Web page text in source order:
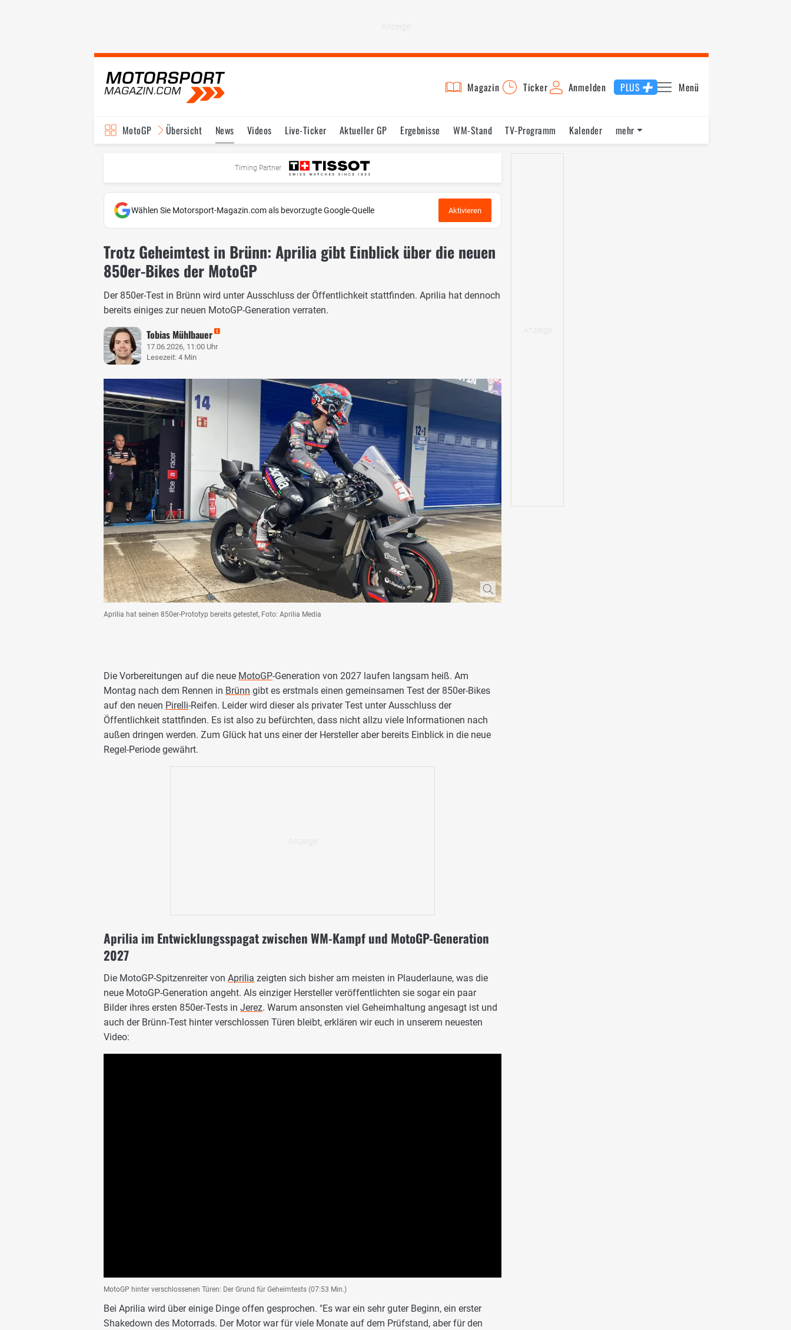
Magazin Ticker Anmelden PLUS Menü
MotoGP Übersicht News Videos Live-Ticker Aktueller GP Ergebnisse WM-Stand TV-Programm
Kalender
Testfahrten Reglement
mehr
Timing Partner
Wählen Sie Motorsport-Magazin.com als bevorzugte Google-Quelle Aktivieren
Trotz Geheimtest in Brünn: Aprilia gibt Einblick über die neuen
850er-Bikes der MotoGP
Der 850er-Test in Brünn wird unter Ausschluss der Öffentlichkeit stattfinden. Aprilia hat dennoch
bereits einiges zur neuen MotoGP-Generation verraten.
Tobias Mühlbauer
17.06.2026, 11:00 Uhr
Lesezeit: 4 Min
Aprilia hat seinen 850er-Prototyp bereits getestet, Foto: Aprilia Media
Die Vorbereitungen auf die neue MotoGP-Generation von 2027 laufen langsam heiß. Am
Montag nach dem Rennen in Brünn gibt es erstmals einen gemeinsamen Test der 850er-Bikes
auf den neuen Pirelli-Reifen. Leider wird dieser als privater Test unter Ausschluss der
Öffentlichkeit stattfinden. Es ist also zu befürchten, dass nicht allzu viele Informationen nach
außen dringen werden. Zum Glück hat uns einer der Hersteller aber bereits Einblick in die neue
Regel-Periode gewährt.
Aprilia im Entwicklungsspagat zwischen WM-Kampf und MotoGP-Generation
2027
Die MotoGP-Spitzenreiter von Aprilia zeigten sich bisher am meisten in Plauderlaune, was die
neue MotoGP-Generation angeht. Als einziger Hersteller veröffentlichten sie sogar ein paar
Bilder ihres ersten 850er-Tests in Jerez. Warum ansonsten viel Geheimhaltung angesagt ist und
auch der Brünn-Test hinter verschlossen Türen bleibt, erklären wir euch in unserem neuesten
Video:
MotoGP hinter verschlossenen Türen: Der Grund für Geheimtests (07:53 Min.)
Bei Aprilia wird über einige Dinge offen gesprochen. "Es war ein sehr guter Beginn, ein erster
Shakedown des Motorrads. Der Motor war für viele Monate auf dem Prüfstand, aber für den